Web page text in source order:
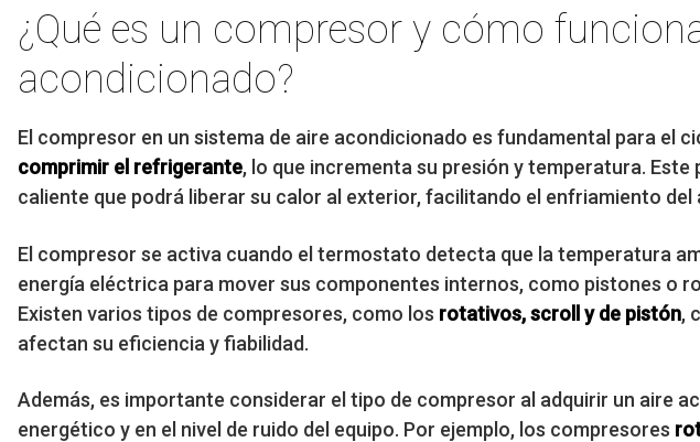
¿Qué es un compresor y cómo
acondicionado?
El compresor en un sistema de aire acondicionado es fundamental para el
comprimir el refrigerante, lo que incrementa su presión y temperatura.
caliente que podrá liberar su calor al exterior, facilitando el enfriamiento
El compresor se activa cuando el termostato detecta que la temperatura
energía eléctrica para mover sus componentes internos, como pistones o
Existen varios tipos de compresores, como los rotativos, scroll y de pistón,
afectan su eficiencia y fiabilidad.
Además, es importante considerar el tipo de compresor al adquirir un aire
energético y en el nivel de ruido del equipo. Por ejemplo, los compresores